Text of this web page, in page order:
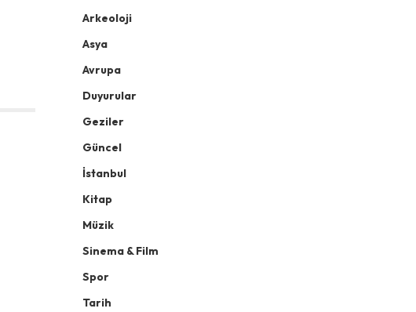
Arkeoloji
Asya
Avrupa
Duyurular
Geziler
Güncel
İstanbul
Kitap
Müzik
Sinema & Film
Spor
Tarih